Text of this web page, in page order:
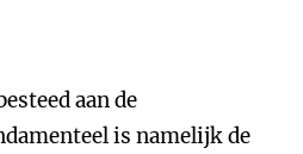
aan de
is namelijk de